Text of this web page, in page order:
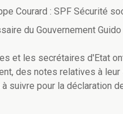
Courard : SPF Sécurité
du Gouvernement
et les secrétaires d'Etat
des notes relatives à
suivre pour la déclaration